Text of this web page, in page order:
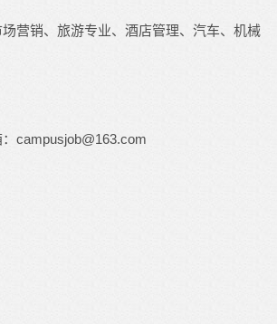
营销、旅游专业、酒店管理、汽车、机械
campusjob@163.com